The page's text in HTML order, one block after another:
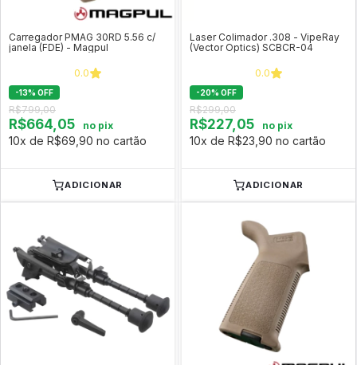
Carregador PMAG 30RD 5.56 c/
janela (FDE) - Magpul
0.0
-13% OFF
R$799,00
R$664,05 no pix
10x de R$69,90 no cartão
ADICIONAR
Laser Colimador .308 - VipeRay
(Vector Optics) SCBCR-04
0.0
-20% OFF
R$299,00
R$227,05 no pix
10x de R$23,90 no cartão
ADICIONAR